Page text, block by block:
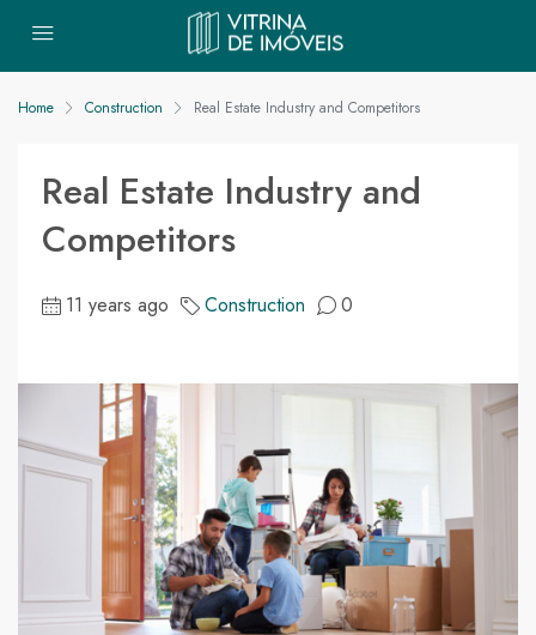
Home Construction Real Estate Industry and Competitors
Real Estate Industry and
Competitors
11 years ago Construction 0